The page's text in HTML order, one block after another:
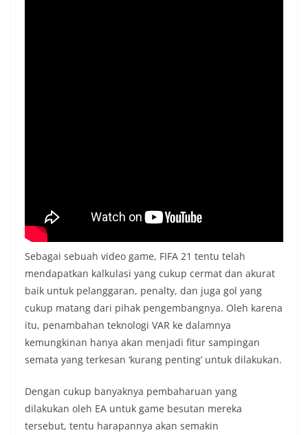
Sebagai sebuah video game, FIFA 21 tentu telah
mendapatkan kalkulasi yang cukup cermat dan akurat
baik untuk pelanggaran, penalty, dan juga gol yang
cukup matang dari pihak pengembangnya. Oleh karena
itu, penambahan teknologi VAR ke dalamnya
kemungkinan hanya akan menjadi fitur sampingan
semata yang terkesan ‘kurang penting’ untuk dilakukan.
Dengan cukup banyaknya pembaharuan yang
dilakukan oleh EA untuk game besutan mereka
tersebut, tentu harapannya akan semakin